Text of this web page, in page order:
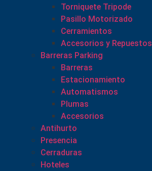
Torniquete Tripode
Pasillo Motorizado
Cerramientos
Accesorios y Repuestos
Barreras Parking
Barreras
Estacionamiento
Automatismos
Plumas
Accesorios
Antihurto
Presencia
Cerraduras
Hoteles